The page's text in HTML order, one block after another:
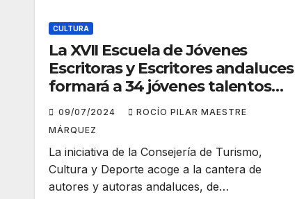
CULTURA
La XVII Escuela de Jóvenes
Escritoras y Escritores andaluces
formará a 34 jóvenes talentos
literarios
09/07/2024
ROCÍO PILAR MAESTRE
MÁRQUEZ
La iniciativa de la Consejería de Turismo,
Cultura y Deporte acoge a la cantera de
autores y autoras andaluces, de…